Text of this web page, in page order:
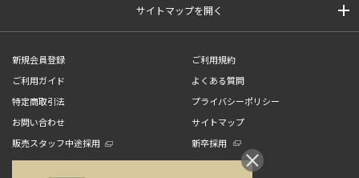
サイトマップを開く
新規会員登録
ご利用規約
ご利用ガイド
よくある質問
特定商取引法
プライバシーポリシー
お問い合わせ
サイトマップ
販売スタッフ中途採用
新卒採用